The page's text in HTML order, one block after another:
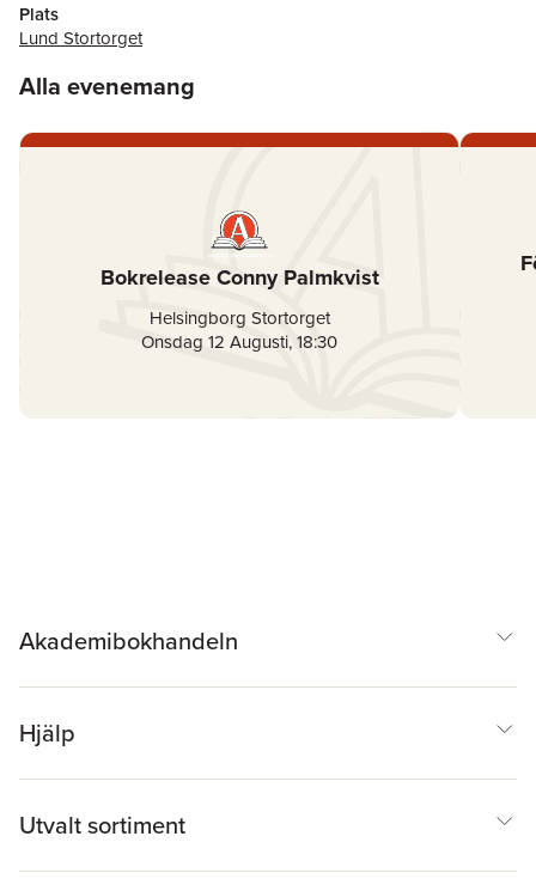
Plats
Lund Stortorget
Alla evenemang
Bokrelease Conny Palmkvist
Helsingborg Stortorget
Onsdag 12 Augusti,18:30
Akademibokhandeln
Hjälp
Utvalt sortiment